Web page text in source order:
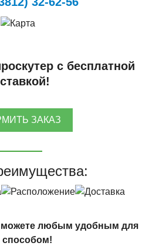
с бесплатной
ЗАКАЗ
можете любым удобным для
способом!